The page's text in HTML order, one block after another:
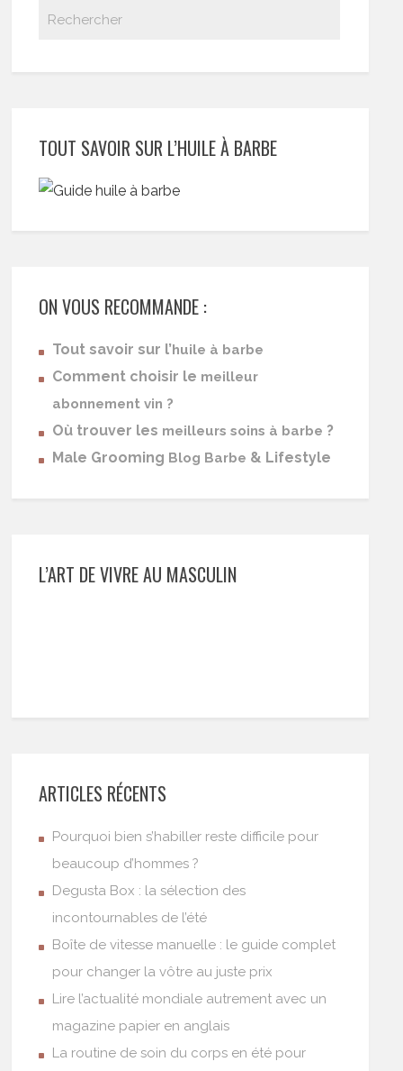
TOUT SAVOIR SUR L’HUILE À BARBE
ON VOUS RECOMMANDE :
Tout savoir sur l’huile à barbe
Comment choisir le meilleur
abonnement vin ?
Où trouver les meilleurs soins à barbe ?
Male Grooming Blog Barbe & Lifestyle
L’ART DE VIVRE AU MASCULIN
ARTICLES RÉCENTS
Pourquoi bien s’habiller reste difficile pour
beaucoup d’hommes ?
Degusta Box : la sélection des
incontournables de l’été
Boîte de vitesse manuelle : le guide complet
pour changer la vôtre au juste prix
Lire l’actualité mondiale autrement avec un
magazine papier en anglais
La routine de soin du corps en été pour